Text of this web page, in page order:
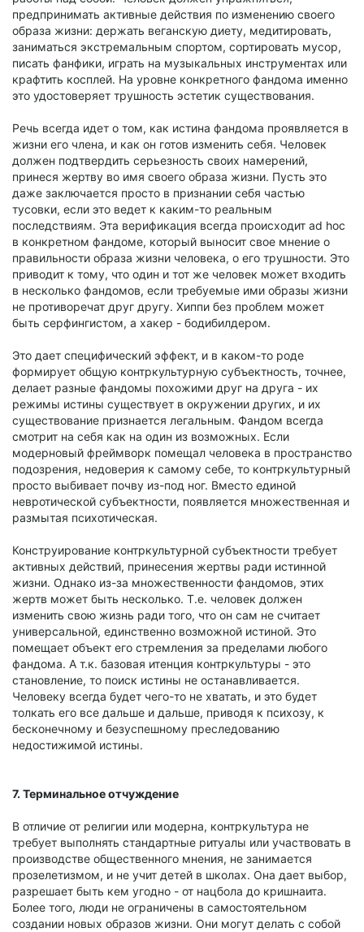
предпринимать активные действия по изменению своего
образа жизни: держать веганскую диету, медитировать,
заниматься экстремальным спортом, сортировать мусор,
писать фанфики, играть на музыкальных инструментах или
крафтить косплей. На уровне конкретного фандома именно
это удостоверяет трушность эстетик существования.
Речь всегда идет о том, как истина фандома проявляется в
жизни его члена, и как он готов изменить себя. Человек
должен подтвердить серьезность своих намерений,
принеся жертву во имя своего образа жизни. Пусть это
даже заключается просто в признании себя частью
тусовки, если это ведет к каким-то реальным
последствиям. Эта верификация всегда происходит ad hoc
в конкретном фандоме, который выносит свое мнение о
правильности образа жизни человека, о его трушности. Это
приводит к тому, что один и тот же человек может входить
в несколько фандомов, если требуемые ими образы жизни
не противоречат друг другу. Хиппи без проблем может
быть серфингистом, а хакер - бодибилдером.
Это дает специфический эффект, и в каком-то роде
формирует общую контркультурную субъектность, точнее,
делает разные фандомы похожими друг на друга - их
режимы истины существует в окружении других, и их
существование признается легальным. Фандом всегда
смотрит на себя как на один из возможных. Если
модерновый фреймворк помещал человека в пространство
подозрения, недоверия к самому себе, то контркультурный
просто выбивает почву из-под ног. Вместо единой
невротической субъектности, появляется множественная и
размытая психотическая.
Конструирование контркультурной субъектности требует
активных действий, принесения жертвы ради истинной
жизни. Однако из-за множественности фандомов, этих
жертв может быть несколько. Т.е. человек должен
изменить свою жизнь ради того, что он сам не считает
универсальной, единственно возможной истиной. Это
помещает объект его стремления за пределами любого
фандома. А т.к. базовая итенция контркультуры - это
становление, то поиск истины не останавливается.
Человеку всегда будет чего-то не хватать, и это будет
толкать его все дальше и дальше, приводя к психозу, к
бесконечному и безуспешному преследованию
недостижимой истины.
7. Терминальное отчуждение
В отличие от религии или модерна, контркультура не
требует выполнять стандартные ритуалы или участвовать в
производстве общественного мнения, не занимается
прозелетизмом, и не учит детей в школах. Она дает выбор,
разрешает быть кем угодно - от нацбола до кришнаита.
Более того, люди не ограничены в самостоятельном
создании новых образов жизни. Они могут делать с собой